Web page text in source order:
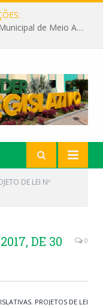
Câmara recebe palestra da Secretária Municipal de Meio Ambiente sobre as ações da “SEMANA DO MEIO AMBIENTE”
DE LEI Nº
DE 30
0
, PROJETOS DE LEI